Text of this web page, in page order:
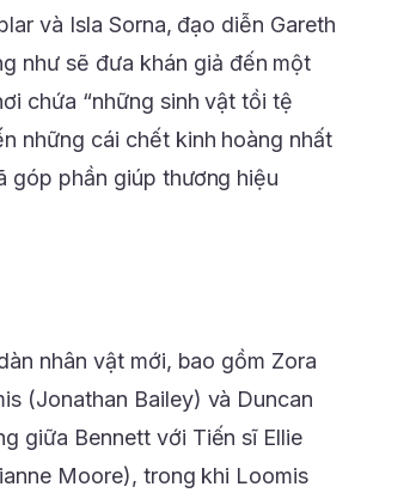
và Isla Sorna, đạo diễn Gareth
như sẽ đưa khán giả đến một
chứa “những sinh vật tồi tệ
những cái chết kinh hoàng nhất
góp phần giúp thương hiệu
nhân vật mới, bao gồm Zora
(Jonathan Bailey) và Duncan
giữa Bennett với Tiến sĩ Ellie
Moore), trong khi Loomis